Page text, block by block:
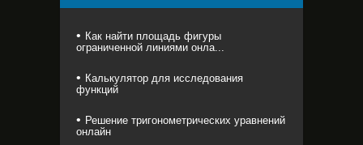
Как найти площадь фигуры
ограниченной линиями онла...
Калькулятор для исследования
функций
Решение тригонометрических уравнений
онлайн